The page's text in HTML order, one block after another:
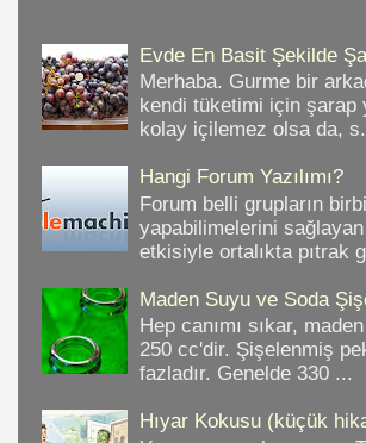
Evde En Basit Şekilde
Merhaba. Gurme bir
kendi tüketimi için şarap
kolay içilemez olsa da,
Hangi Forum Yazılımı?
Forum belli grupların
yapabilimelerini
etkisiyle ortalıkta pıtrak
Maden Suyu ve Soda
Hep canımı sıkar,
250 cc'dir. Şişelenmiş
fazladır. Genelde 330 ...
Hıyar Kokusu (küçük